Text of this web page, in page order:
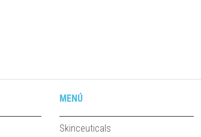
MENÚ
Skinceuticals